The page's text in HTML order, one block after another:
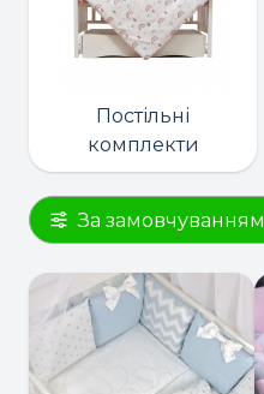
Постільні
комплекти
За замовчуванням